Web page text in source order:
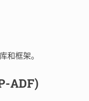
和框架。
ADF)